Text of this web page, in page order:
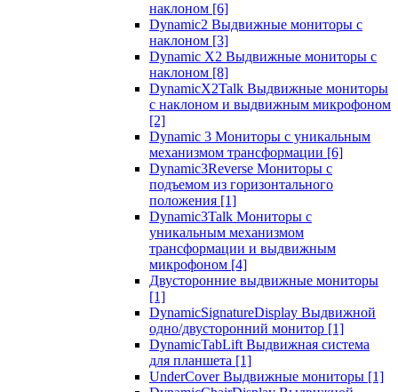
наклоном [6]
Dynamic2 Выдвижные мониторы с
наклоном [3]
Dynamic X2 Выдвижные мониторы с
наклоном [8]
DynamicX2Talk Выдвижные мониторы
с наклоном и выдвижным микрофоном
[2]
Dynamic 3 Мониторы с уникальным
механизмом трансформации [6]
Dynamic3Reverse Мониторы с
подъемом из горизонтального
положения [1]
Dynamic3Talk Мониторы с
уникальным механизмом
трансформации и выдвижным
микрофоном [4]
Двусторонние выдвижные мониторы
[1]
DynamicSignatureDisplay Выдвижной
одно/двусторонний монитор [1]
DynamicTabLift Выдвижная система
для планшета [1]
UnderCover Выдвижные мониторы [1]